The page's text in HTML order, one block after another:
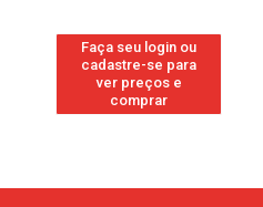
Faça seu login ou
cadastre-se para
ver preços e
comprar